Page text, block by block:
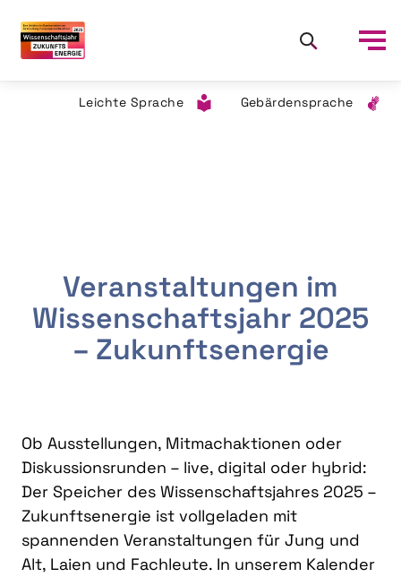
Leichte Sprache Gebärdensprache
Veranstaltungen im
Wissenschaftsjahr 2025
– Zukunftsenergie
Ob Ausstellungen, Mitmachaktionen oder
Diskussionsrunden – live, digital oder hybrid:
Der Speicher des Wissenschaftsjahres 2025 –
Zukunftsenergie ist vollgeladen mit
spannenden Veranstaltungen für Jung und
Alt, Laien und Fachleute. In unserem Kalender